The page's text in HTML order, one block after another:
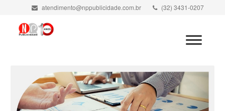
atendimento@nppublicidade.com.br
(32) 3431-0207